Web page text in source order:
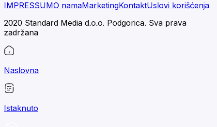
IMPRESSUMO namaMarketingKontaktUslovi korišćenja
2020 Standard Media d.o.o. Podgorica. Sva prava
zadržana
Naslovna
Istaknuto